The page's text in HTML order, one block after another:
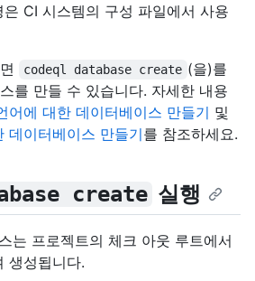
CI 시스템의 구성 파일에서 사용
codeql database create (을)를
를 만들 수 있습니다. 자세한 내용
어에 대한 데이터베이스 만들기 및
데이터베이스 만들기를 참조하세요.
create 실행
는 프로젝트의 체크 아웃 루트에서
생성됩니다.